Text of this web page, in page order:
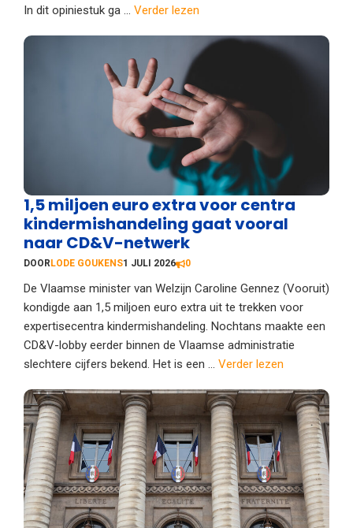
In dit opiniestuk ga ... Verder lezen
1,5 miljoen euro extra voor centra
kindermishandeling gaat vooral
naar CD&V-netwerk
DOOR LODE GOUKENS1 JULI 2026 0
De Vlaamse minister van Welzijn Caroline Gennez (Vooruit)
kondigde aan 1,5 miljoen euro extra uit te trekken voor
expertisecentra kindermishandeling. Nochtans maakte een
CD&V-lobby eerder binnen de Vlaamse administratie
slechtere cijfers bekend. Het is een ... Verder lezen